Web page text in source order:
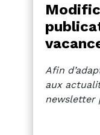
Afin
aux
newsletter